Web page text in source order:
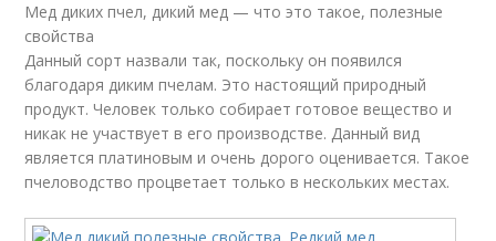
Мед диких пчел, дикий мед — что это такое, полезные
свойства
Данный сорт назвали так, поскольку он появился
благодаря диким пчелам. Это настоящий природный
продукт. Человек только собирает готовое вещество и
никак не участвует в его производстве. Данный вид
является платиновым и очень дорого оценивается. Такое
пчеловодство процветает только в нескольких местах.